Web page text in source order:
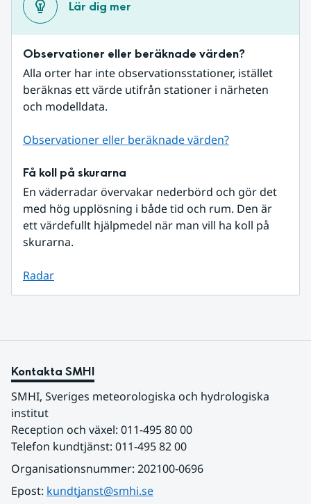
Lär dig mer
Observationer eller beräknade värden?
Alla orter har inte observationsstationer, istället
beräknas ett värde utifrån stationer i närheten
och modelldata.
Observationer eller beräknade värden?
Få koll på skurarna
En väderradar övervakar nederbörd och gör det
med hög upplösning i både tid och rum. Den är
ett värdefullt hjälpmedel när man vill ha koll på
skurarna.
Radar
Kontakta SMHI
SMHI, Sveriges meteorologiska och hydrologiska
institut
Reception och växel: 011-495 80 00
Telefon kundtjänst: 011-495 82 00
Organisationsnummer: 202100-0696
Epost: kundtjanst@smhi.se